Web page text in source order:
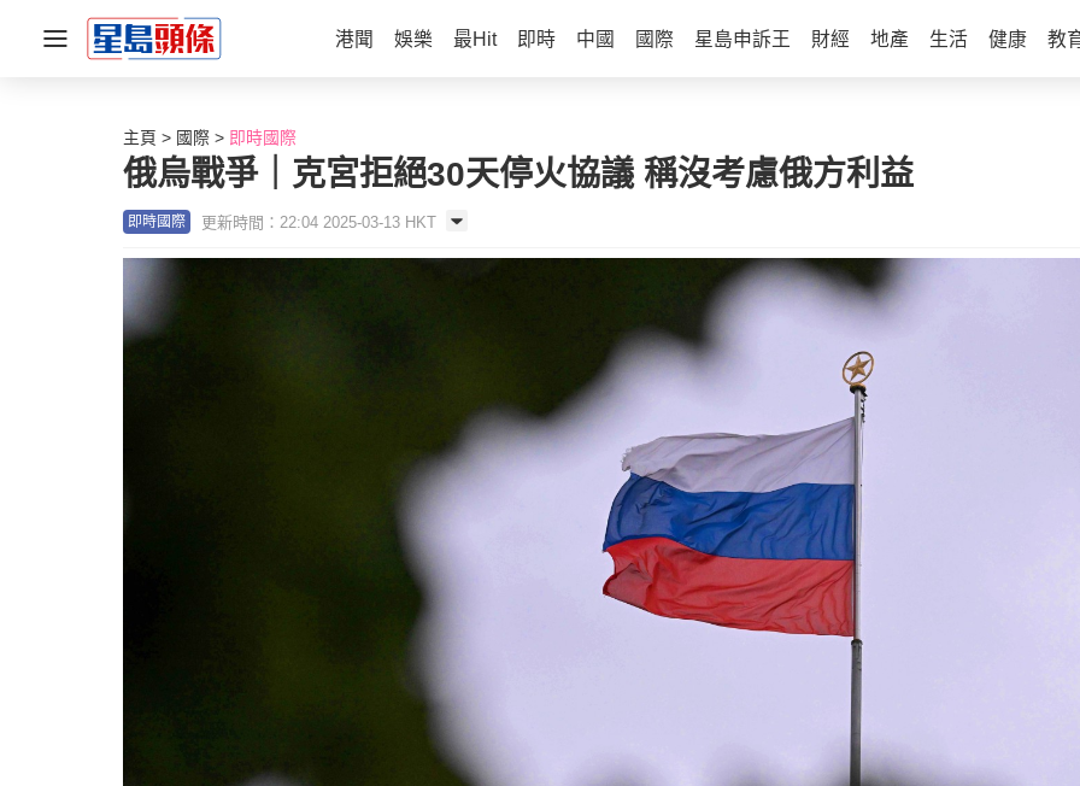
港聞 娛樂 最Hit 即時 中國 國際 星島申訴王 財經 地產 生活 健康 教
主頁 國際 即時國際
俄烏戰爭｜克宮拒絕30天停火協議 稱沒考慮俄方利益
即時國際 更新時間：22:04 2025-03-13 HKT